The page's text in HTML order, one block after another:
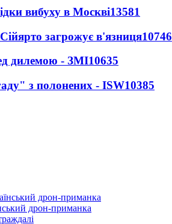
вибуху в Москві13581
загрожує в'язниця10746
дилемою - ЗМІ10635
з полонених - ISW10385
дрон-приманка